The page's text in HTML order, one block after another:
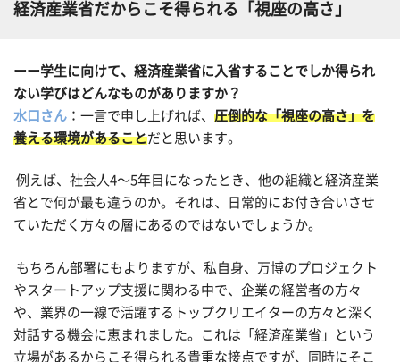
経済産業省だからこそ得られる「視座の高さ」
ーー学生に向けて、経済産業省に入省することでしか得られ
ない学びはどんなものがありますか？
水口さん ：一言で申し上げれば、 圧倒的な「視座の高さ」を
養える環境があることだと思います。
例えば、社会人4〜5年目になったとき、他の組織と経済産業
省とで何が最も違うのか。それは、日常的にお付き合いさせ
ていただく方々の層にあるのではないでしょうか。
もちろん部署にもよりますが、私自身、万博のプロジェクト
やスタートアップ支援に関わる中で、企業の経営者の方々
や、業界の一線で活躍するトップクリエイターの方々と深く
対話する機会に恵まれました。これは「経済産業省」という
立場があるからこそ得られる貴重な接点ですが、同時にそこ